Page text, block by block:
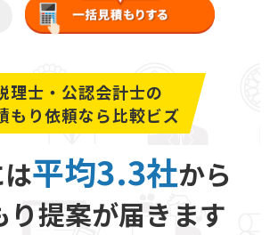
理士・公認会計士の
もり依頼なら比較ビズ
平均3.3社から
り提案が届きます